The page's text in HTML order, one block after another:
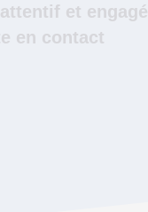
et engagé
en contact